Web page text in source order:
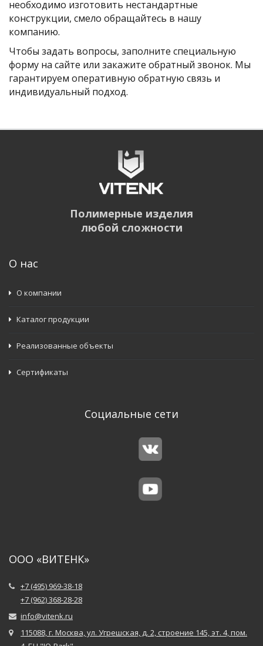
необходимо изготовить нестандартные
конструкции, смело обращайтесь в нашу
компанию.
Чтобы задать вопросы, заполните специальную
форму на сайте или закажите обратный звонок. Мы
гарантируем оперативную обратную связь и
индивидуальный подход.
Полимерные изделия
любой сложности
О нас
О компании
Каталог продукции
Реализованные объекты
Сертификаты
Социальные сети
ООО «ВИТЕНК»
+7 (495) 969-38-18
+7 (962) 368-28-28
info@vitenk.ru
115088, г. Москва, ул. Угрешская, д. 2, строение 145, эт. 4, пом.